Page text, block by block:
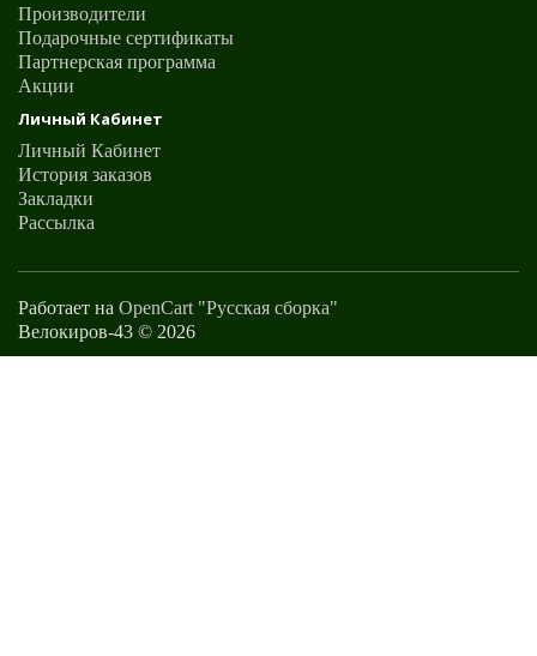
Производители
Подарочные сертификаты
Партнерская программа
Акции
Личный Кабинет
Личный Кабинет
История заказов
Закладки
Рассылка
Работает на OpenCart "Русская сборка"
Велокиров-43 © 2026